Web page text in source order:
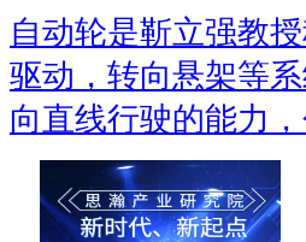
自动轮是靳立强教
驱动，转向悬架等
向直线行驶的能力